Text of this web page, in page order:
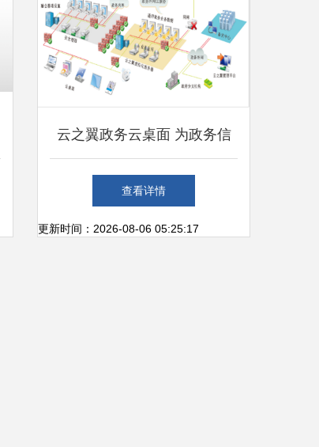
云之翼政务云桌面 为政务信
息化建设筑牢技术基石
查看详情
更新时间：2026-08-06 05:25:17